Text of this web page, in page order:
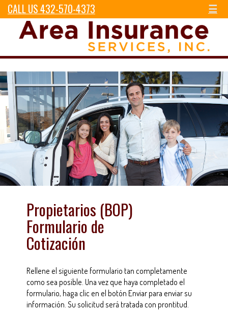
CALL US 432-570-4373 ☰
Propietarios (BOP)
Formulario de
Cotización
Rellene el siguiente formulario tan completamente
como sea posible. Una vez que haya completado el
formulario, haga clic en el botón Enviar para enviar su
información. Su solicitud será tratada con prontitud.